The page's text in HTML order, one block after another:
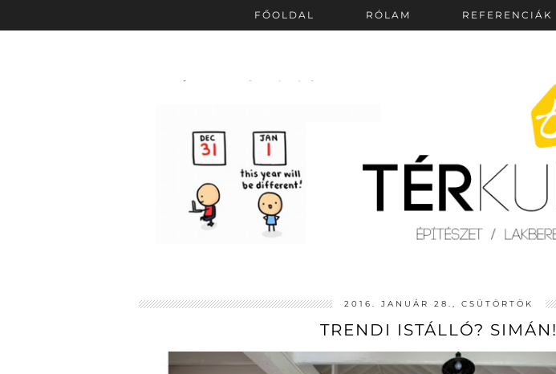
FŐOLDAL RÓLAM REFERENCIÁK
2016. JANUÁR 28., CSÜTÖRTÖK
TRENDI ISTÁLLÓ? SIMÁN!